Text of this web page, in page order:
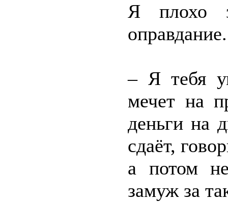
Я плохо
– Я тебя
мечет на
деньги на
сдаёт,
а потом
замуж за